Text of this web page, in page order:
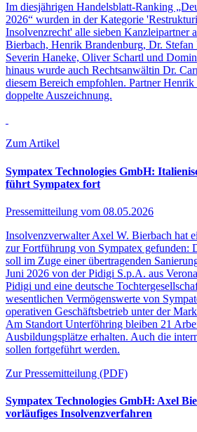
Im diesjährigen Handelsblatt-Ranking
2026“ wurden in der Kategorie
Insolvenzrecht' alle sieben Kanzleipartner
Bierbach, Henrik Brandenburg, Dr. Stefan
Severin Haneke, Oliver Schartl und
hinaus wurde auch Rechtsanwältin Dr.
diesem Bereich empfohlen. Partner
doppelte Auszeichnung.
Zum Artikel
Sympatex Technologies GmbH:
führt Sympatex fort
Pressemitteilung vom 08.05.2026
Insolvenzverwalter Axel W. Bierbach hat
zur Fortführung von Sympatex gefunden:
soll im Zuge einer übertragenden
Juni 2026 von der Pidigi S.p.A. aus
Pidigi und eine deutsche
wesentlichen Vermögenswerte von
operativen Geschäftsbetrieb unter der
Am Standort Unterföhring bleiben 21
Ausbildungsplätze erhalten. Auch die
sollen fortgeführt werden.
Zur Pressemitteilung (PDF)
Sympatex Technologies GmbH: Axel
vorläufiges Insolvenzverfahren